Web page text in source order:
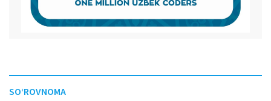
SO‘ROVNOMA